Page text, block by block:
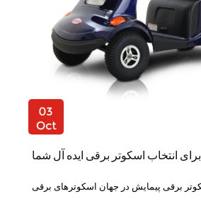
03
Oct
انتخاب اسکوتر برقی ایده آل شما